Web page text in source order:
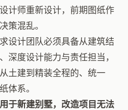
计师重新设计，前期图纸作
策混乱。
设计团队必须具备从建筑结
深度设计能力与责任担当，
土建到精装全程的、统一
体系。
于新建别墅，改造项目无法